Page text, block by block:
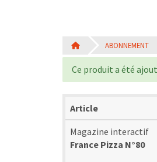
ABONNEMENT
Ce produit a été
Article
Magazine interactif
France Pizza N°80